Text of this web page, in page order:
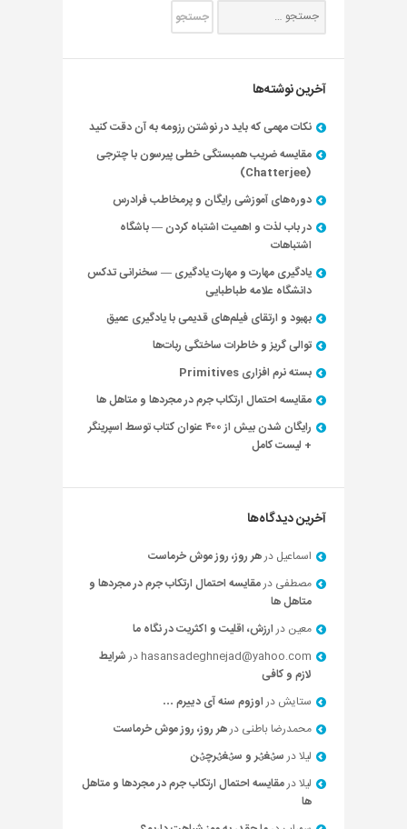
آخرین نوشته‌ها
نکات مهمی که باید در نوشتن رزومه به آن دقت کنید
مقایسه ضریب همبستگی خطی پیرسون با چترجی
(Chatterjee)
دوره‌های آموزشی رایگان و پرمخاطب فرادرس
در باب لذت و اهمیت اشتباه کردن — باشگاه
اشتباهات
یادگیری مهارت و مهارت یادگیری — سخنرانی تدکس
دانشگاه علامه طباطبایی
بهبود و ارتقای فیلم‌های قدیمی با یادگیری عمیق
توالی گریز و خاطرات ساختگی ربات‌ها
بسته نرم افزاری Primitives
مقایسه احتمال ارتکاب جرم در مجردها و متاهل ها
رایگان شدن بیش از ۴۰۰ عنوان کتاب توسط اسپرینگر
+ لیست کامل
آخرین دیدگاه‌ها
اسماعیل درهر روز، روز موش خرماست
مصطفی درمقایسه احتمال ارتکاب جرم در مجردها و
متاهل ها
معین درارزش، اقلیت و اکثریت در نگاه ما
hasansadeghnejad@yahoo.com درشرایط
لازم و کافی
ستایش دراوزوم سنه آی دییرم …
محمدرضا باطنی درهر روز، روز موش خرماست
لیلادرسؽغؽر و سؽغؽرچؽن
لیلادرمقایسه احتمال ارتکاب جرم در مجردها و متاهل
ها